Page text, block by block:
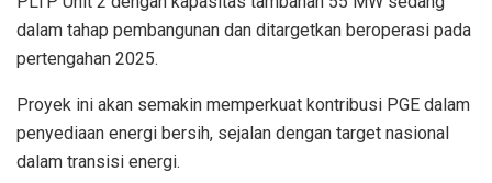
dalam tahap pembangunan dan ditargetkan beroperasi pada
pertengahan 2025.
Proyek ini akan semakin memperkuat kontribusi PGE dalam
penyediaan energi bersih, sejalan dengan target nasional
dalam transisi energi.